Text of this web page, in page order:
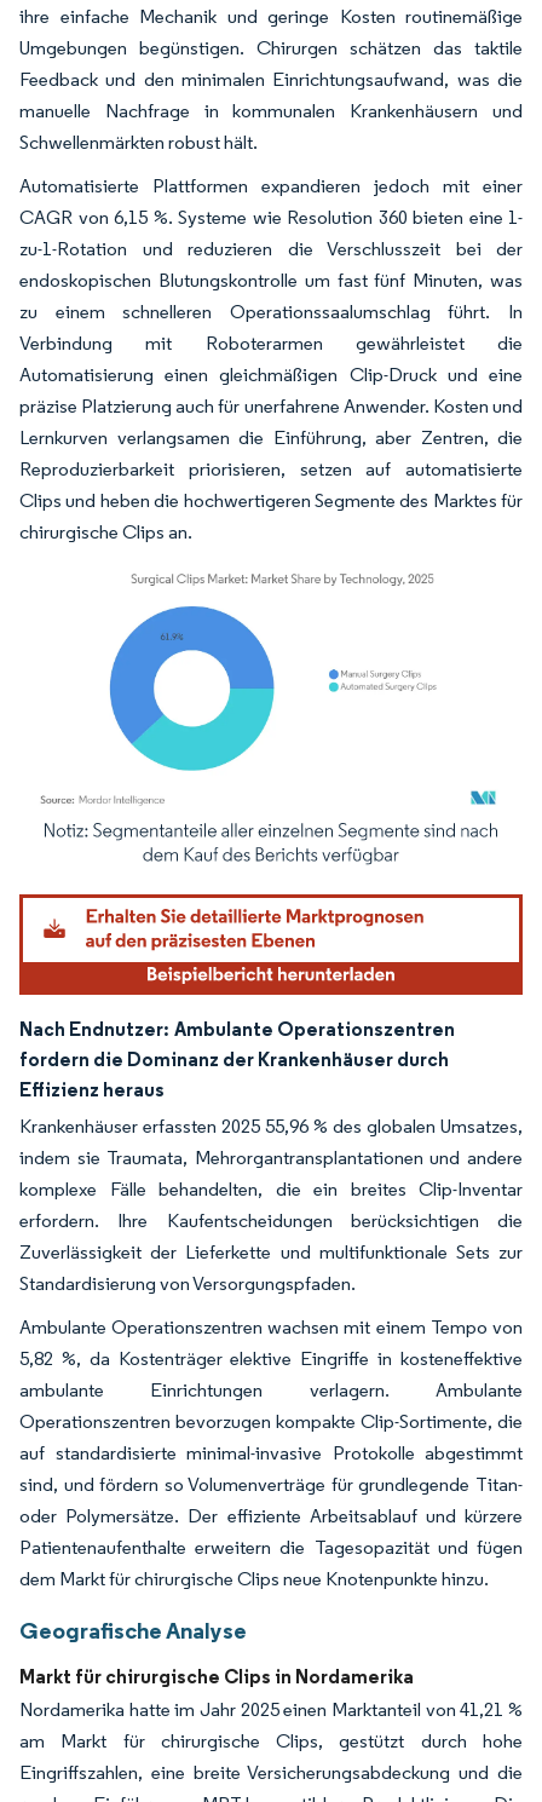
ihre einfache Mechanik und geringe Kosten routinemäßige
Umgebungen begünstigen. Chirurgen schätzen das taktile
Feedback und den minimalen Einrichtungsaufwand, was die
manuelle Nachfrage in kommunalen Krankenhäusern und
Schwellenmärkten robust hält.
Automatisierte Plattformen expandieren jedoch mit einer
CAGR von 6,15 %. Systeme wie Resolution 360 bieten eine 1-
zu-1-Rotation und reduzieren die Verschlusszeit bei der
endoskopischen Blutungskontrolle um fast fünf Minuten, was
zu einem schnelleren Operationssaalumschlag führt. In
Verbindung mit Roboterarmen gewährleistet die
Automatisierung einen gleichmäßigen Clip-Druck und eine
präzise Platzierung auch für unerfahrene Anwender. Kosten und
Lernkurven verlangsamen die Einführung, aber Zentren, die
Reproduzierbarkeit priorisieren, setzen auf automatisierte
Clips und heben die hochwertigeren Segmente des Marktes für
chirurgische Clips an.
Bild © Mordor Intelligence. Wiederverwendung erfordert Namensnennung
Nach Endnutzer: Ambulante Operationszentren
fordern die Dominanz der Krankenhäuser durch
Effizienz heraus
Krankenhäuser erfassten 2025 55,96 % des globalen Umsatzes,
indem sie Traumata, Mehrorgantransplantationen und andere
komplexe Fälle behandelten, die ein breites Clip-Inventar
erfordern. Ihre Kaufentscheidungen berücksichtigen die
Zuverlässigkeit der Lieferkette und multifunktionale Sets zur
Standardisierung von Versorgungspfaden.
Ambulante Operationszentren wachsen mit einem Tempo von
5,82 %, da Kostenträger elektive Eingriffe in kosteneffektive
ambulante Einrichtungen verlagern. Ambulante
Operationszentren bevorzugen kompakte Clip-Sortimente, die
auf standardisierte minimal-invasive Protokolle abgestimmt
sind, und fördern so Volumenverträge für grundlegende Titan-
oder Polymersätze. Der effiziente Arbeitsablauf und kürzere
Patientenaufenthalte erweitern die Tagesopazität und fügen
dem Markt für chirurgische Clips neue Knotenpunkte hinzu.
Geografische Analyse
Markt für chirurgische Clips in Nordamerika
Nordamerika hatte im Jahr 2025 einen Marktanteil von 41,21 %
am Markt für chirurgische Clips, gestützt durch hohe
Eingriffszahlen, eine breite Versicherungsabdeckung und die